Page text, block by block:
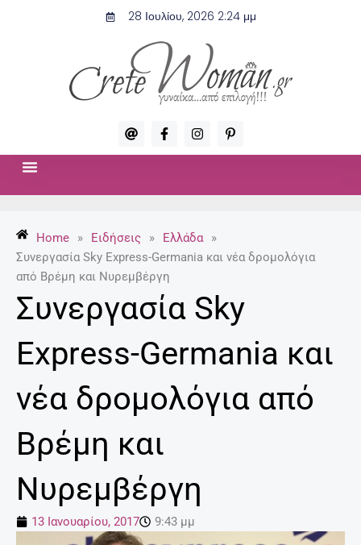
28 Ιουλίου, 2026 2:24 μμ
A
t
F
a
c
-
f
I
n
s
P
i
n
p
Home » Ειδήσεις » Ελλάδα
»
Συνεργασία Sky Express-Germania και νέα δρομολόγια
από Βρέμη και Νυρεμβέργη
Συνεργασία Sky
Express-Germania και
νέα δρομολόγια από
Βρέμη και
Νυρεμβέργη
13 Ιανουαρίου, 2017 9:43 μμ